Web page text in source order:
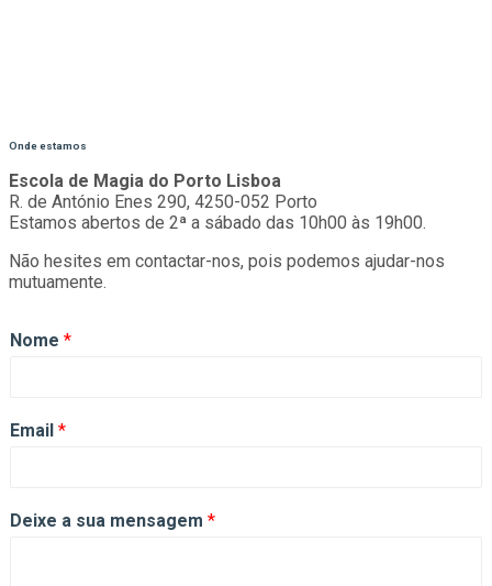
Onde estamos
Escola de Magia do Porto Lisboa
R. de António Enes 290, 4250-052 Porto
Estamos abertos de 2ª a sábado das 10h00 às 19h00.
Não hesites em contactar-nos, pois podemos ajudar-nos
mutuamente.
Nome *
Email *
Deixe a sua mensagem *